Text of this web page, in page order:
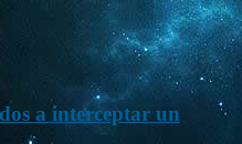
a interceptar un